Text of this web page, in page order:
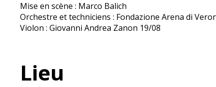
Mise en scène : Marco Balich
Orchestre et techniciens : Fondazione Arena di
Violon : Giovanni Andrea Zanon 19/08
Lieu